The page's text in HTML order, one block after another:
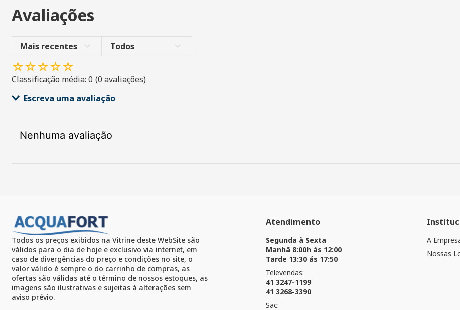
Avaliações
☆☆☆☆☆
Classificação média: 0 (0 avaliações)
Escreva uma avaliação
Adicionar avaliação
★★★★★
Seu nome
Endereço de email
Mais recentes Todos
Nenhuma avaliação
Todos os preços exibidos na Vitrine deste WebSite são
válidos para o dia de hoje e exclusivo via internet, em
caso de divergências do preço e condições no site, o
valor válido é sempre o do carrinho de compras, as
ofertas são válidas até o término de nossos estoques, as
imagens são ilustrativas e sujeitas à alterações sem
aviso prévio.
Atendimento
Segunda à Sexta
Manhã 8:00h às 12:00
Tarde 13:30 ás 17:50
Televendas:
41 3247-1199
41 3268-3390
Sac:
A
Nossas